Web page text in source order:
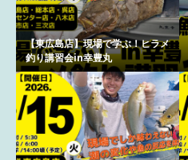
【東広島店】現場で学ぶ！ヒラメ
釣り講習会in幸豊丸